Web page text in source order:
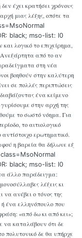
έχει κρατήσει χρόνους
μιας λέξης, οπότε τα
black; mso-list: l0
και λογικό το επιχείρημα,
από το αν
στη νέα
βοηθούν στην καλύτερη
σε πολλές περιπτώσεις
ένα κείμενο
στην αρχή της
το σωστό νόημα. Για
το αιτιολογικό
ερωτηματικό.
η βαρεία θα δήλωνε εξ
black; mso-list: l0
άλλο παράδειγμα:
λέξεις κι
να ανέβει ο τόνος της
ένα ελληνόπουλο που
«από δω κι από κει»;
να καταλάβουν ότι δε
πολυτονικό δε θα υπήρχε